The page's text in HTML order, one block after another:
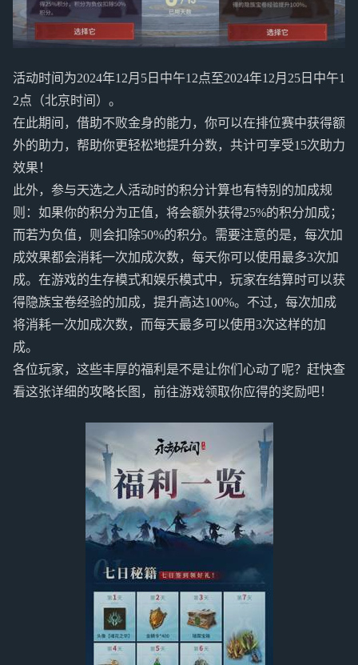
活动时间为2024年12月5日中午12点至2024年12月25日中午1
2点（北京时间）。
在此期间，借助不败金身的能力，你可以在排位赛中获得额
外的助力，帮助你更轻松地提升分数，共计可享受15次助力
效果！
此外，参与天选之人活动时的积分计算也有特别的加成规
则：如果你的积分为正值，将会额外获得25%的积分加成；
而若为负值，则会扣除50%的积分。需要注意的是，每次加
成效果都会消耗一次加成次数，每天你可以使用最多3次加
成。在游戏的生存模式和娱乐模式中，玩家在结算时可以获
得隐族宝卷经验的加成，提升高达100%。不过，每次加成
将消耗一次加成次数，而每天最多可以使用3次这样的加
成。
各位玩家，这些丰厚的福利是不是让你们心动了呢？赶快查
看这张详细的攻略长图，前往游戏领取你应得的奖励吧！